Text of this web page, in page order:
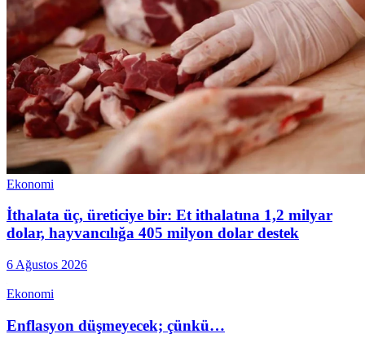
Ekonomi
İthalata üç, üreticiye bir: Et ithalatına 1,2 milyar
dolar, hayvancılığa 405 milyon dolar destek
6 Ağustos 2026
Ekonomi
Enflasyon düşmeyecek; çünkü…